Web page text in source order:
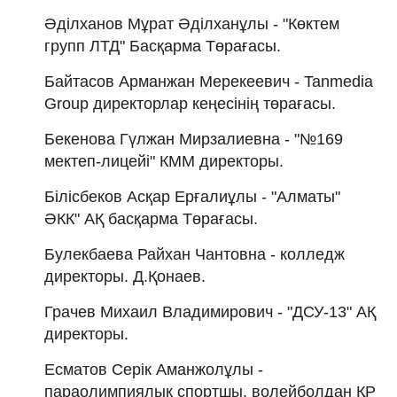
Әділханов Мұрат Әділханұлы - "Көктем
групп ЛТД" Басқарма Төрағасы.
Байтасов Арманжан Мерекеевич - Tanmedia
Group директорлар кеңесінің төрағасы.
Бекенова Гүлжан Мирзалиевна - "№169
мектеп-лицейі" КММ директоры.
Білісбеков Асқар Ерғалиұлы - "Алматы"
ӘКК" АҚ басқарма Төрағасы.
Булекбаева Райхан Чантовна - колледж
директоры. Д.Қонаев.
Грачев Михаил Владимирович - "ДСУ-13" АҚ
директоры.
Есматов Серік Аманжолұлы -
параолимпиялық спортшы, волейболдан ҚР